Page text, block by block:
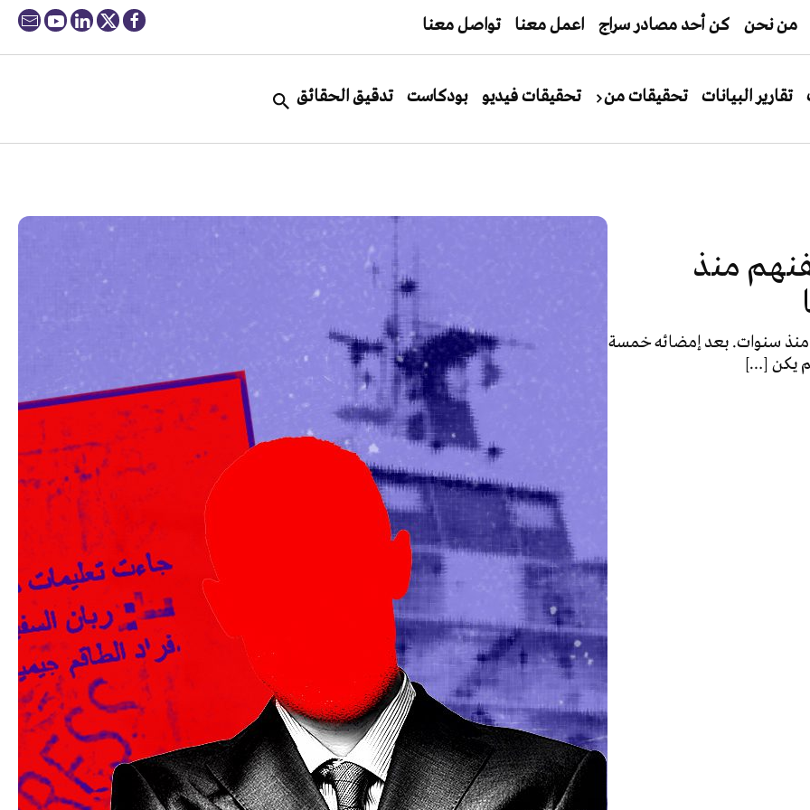
من نحن كن أحد مصادر سراج اعمل معنا تواصل معنا
تقارير البيانات تحقيقات من تحقيقات فيديو بودكاست تدقيق الحقائق
منذ
سنوات. بعد إمضائه خمسة
يكن […]